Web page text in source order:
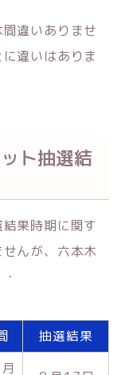
違いありませ
違いはありま
ト抽選結
果時期に関す
んが、六本木
抽選結果